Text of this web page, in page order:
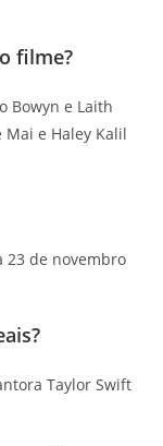
filme?
Bowyn e Laith
Mai e Haley Kalil
23 de novembro
Taylor Swift